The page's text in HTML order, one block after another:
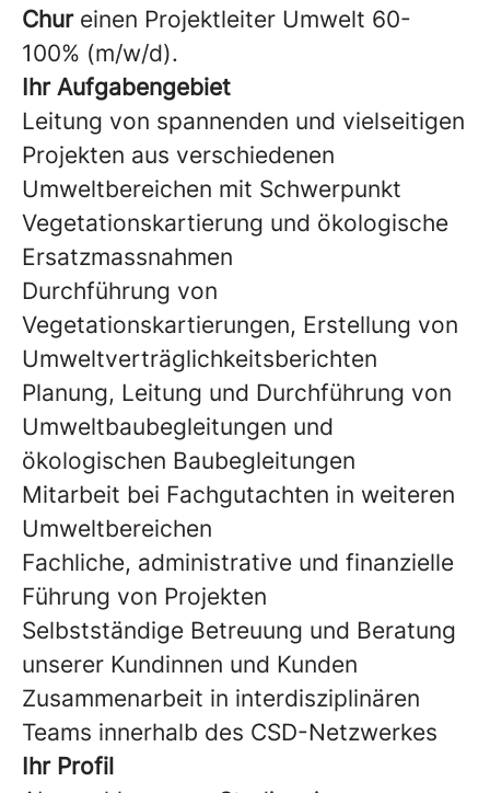
Chureinen Projektleiter Umwelt 60-
100% (m/w/d).
Ihr Aufgabengebiet
Leitung von spannenden und vielseitigen
Projekten aus verschiedenen
Umweltbereichen mit Schwerpunkt
Vegetationskartierung und ökologische
Ersatzmassnahmen
Durchführung von
Vegetationskartierungen, Erstellung von
Umweltverträglichkeitsberichten
Planung, Leitung und Durchführung von
Umweltbaubegleitungen und
ökologischen Baubegleitungen
Mitarbeit bei Fachgutachten in weiteren
Umweltbereichen
Fachliche, administrative und finanzielle
Führung von Projekten
Selbstständige Betreuung und Beratung
unserer Kundinnen und Kunden
Zusammenarbeit in interdisziplinären
Teams innerhalb des CSD-Netzwerkes
Ihr Profil